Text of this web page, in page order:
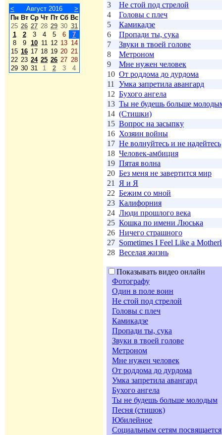
< Август 2016
>
Пн Вт Ср Чт Пт Сб Вс
25 26 27 28 29 30 31
1
2 3 4 5 6
7
8
9 10 11 12 13 14
15 16 17 18 19 20 21
22 23 24 25 26 27 28
29 30 31 1 2 3 4
3
Не стой под стрелой
4
Головы с плеч
5
Камикадзе
6
Пропади ты, сука
7
Звуки в твоей голове
8
Метроном
9
Мне нужен человек
10 От роддома до дурдома
11 Умка запретила авангард
12 Бухого ангела
13 Ты не будешь больше
14 (Стишки)
15 Вопрос на засыпку
16 Хозяин войны
17 Не волнуйтесь и не надейтесь
18 Человек-амбиция
19 Пятая волна
20 Без меня не завертится мир
21 Я и Я
22 Бежим со мной
23 Калифорния
24 Люди прошлого века
25 Кошка по имени Люська
26 Ничего страшного
27 Sometimes I Feel Like a
28 Веселая жизнь
Показывать видео онлайн
Фотографу
Один в поле воин
Не стой под стрелой
Головы с плеч
Камикадзе
Пропади ты, сука
Звуки в твоей голове
Метроном
Мне нужен человек
От роддома до дурдома
Умка запретила авангард
Бухого ангела
Ты не будешь больше молодым
Песня (стишок)
Юбилейное
Социальным сетям посвящается